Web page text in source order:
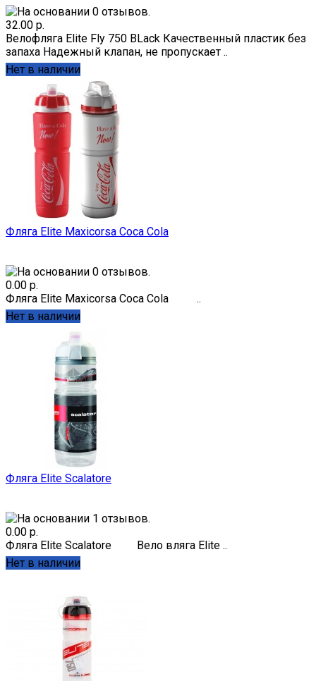
32.00 р.
Велофляга Elite Fly 750 BLack Качественный пластик без
запаха Надежный клапан, не пропускает ..
Нет в наличии
Фляга Elite Maxicorsa Coca Cola
0.00 р.
Фляга Elite Maxicorsa Coca Cola ..
Нет в наличии
Фляга Elite Scalatore
0.00 р.
Фляга Elite Scalatore Вело вляга Elite ..
Нет в наличии